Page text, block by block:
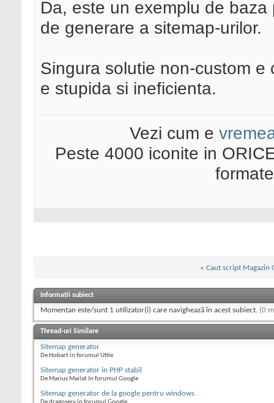
Da, este un exemplu de
de generare a sitemap-urilor.
Singura solutie non-custom
e stupida si ineficienta.
Vezi cum e
Peste 4000 iconite in
« Caut script Magazin
Informații subiect
Momentan este/sunt 1 utilizator(i) care navighează în acest subiect. (0
Thread-uri Similare
Sitemap generator
De Hobart în forumul Utile
Sitemap generator in PHP stabil
De Marius Mailat în forumul Google
Sitemap generator de la google pentru windows